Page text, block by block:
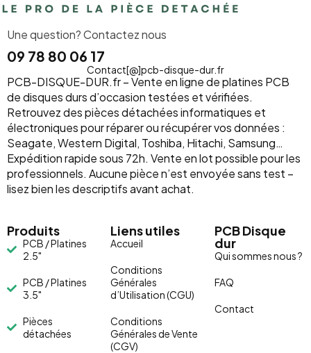
Une question? Contactez nous
09 78 80 06 17
Contact[@]pcb-disque-dur.fr
PCB-DISQUE-DUR.fr – Vente en ligne de platines PCB
de disques durs d’occasion testées et vérifiées.
Retrouvez des pièces détachées informatiques et
électroniques pour réparer ou récupérer vos données :
Seagate, Western Digital, Toshiba, Hitachi, Samsung…
Expédition rapide sous 72h. Vente en lot possible pour les
professionnels. Aucune pièce n’est envoyée sans test –
lisez bien les descriptifs avant achat.
Produits
PCB / Platines
2.5"
PCB / Platines
3.5"
Pièces
détachées
Liens utiles
Accueil
Conditions
Générales
d’Utilisation (CGU)
Conditions
Générales de Vente
(CGV)
PCB Disque
dur
Qui sommes nous ?
FAQ
Contact